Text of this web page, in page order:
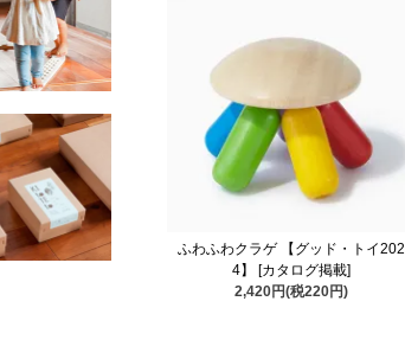
ふわふわクラゲ 【グッド・トイ202
4】 [カタログ掲載]
2,420円(税220円)